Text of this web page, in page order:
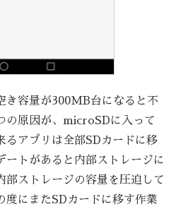
き容量が300MB台になると不
の原因が、microSDに入って
るアプリは全部SDカードに移
ートがあると内部ストレージに
部ストレージの容量を圧迫して
度にまたSDカードに移す作業